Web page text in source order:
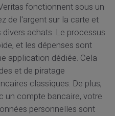
fonctionnent sous un
de l'argent sur la carte et
achats. Le processus
et les dépenses sont
application dédiée. Cela
et de piratage
classiques. De plus,
un compte bancaire, votre
personnelles sont